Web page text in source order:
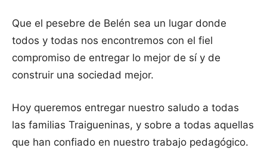
Que el pesebre de Belén sea un lugar donde
todos y todas nos encontremos con el fiel
compromiso de entregar lo mejor de sí y de
construir una sociedad mejor.
Hoy queremos entregar nuestro saludo a todas
las familias Traigueninas, y sobre a todas aquellas
que han confiado en nuestro trabajo pedagógico.